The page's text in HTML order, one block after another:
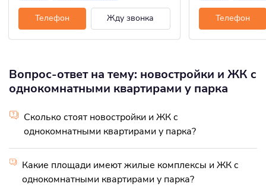
Телефон Жду звонка Телефон
Вопрос-ответ на тему: новостройки и ЖК c
однокомнатными квартирами у парка
Сколько стоят новостройки и ЖК c
однокомнатными квартирами у парка?
Какие площади имеют жилые комплексы и ЖК c
однокомнатными квартирами у парка?